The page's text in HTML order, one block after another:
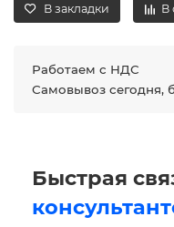
В закладки В
Работаем с НДС
Самовывоз сегодня,
Быстрая